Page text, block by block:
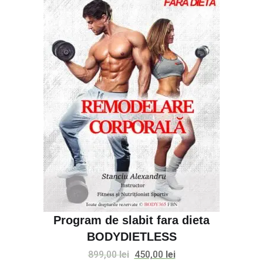
Program de slabit fara dieta
BODYDIETLESS
899,00lei Prețul
450,00 leiPrețul